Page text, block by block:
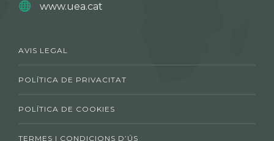
www.uea.cat
AVIS LEGAL
POLÍTICA DE PRIVACITAT
POLÍTICA DE COOKIES
TERMES I CONDICIONS D’ÚS